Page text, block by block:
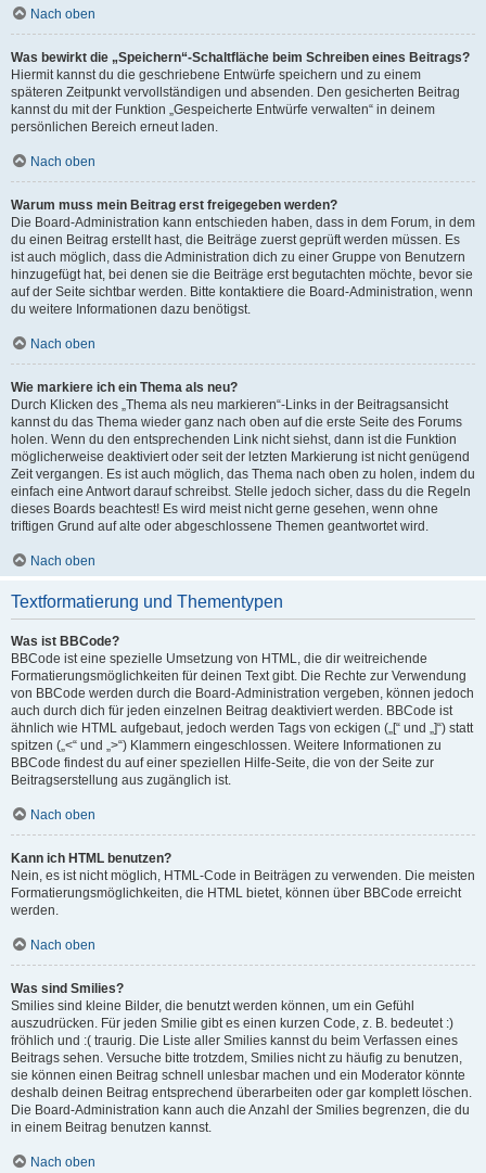
Nach oben
Was bewirkt die „Speichern“-Schaltfläche beim Schreiben eines Beitrags?
Hiermit kannst du die geschriebene Entwürfe speichern und zu einem
späteren Zeitpunkt vervollständigen und absenden. Den gesicherten Beitrag
kannst du mit der Funktion „Gespeicherte Entwürfe verwalten“ in deinem
persönlichen Bereich erneut laden.
Nach oben
Warum muss mein Beitrag erst freigegeben werden?
Die Board-Administration kann entschieden haben, dass in dem Forum, in dem
du einen Beitrag erstellt hast, die Beiträge zuerst geprüft werden müssen. Es
ist auch möglich, dass die Administration dich zu einer Gruppe von Benutzern
hinzugefügt hat, bei denen sie die Beiträge erst begutachten möchte, bevor sie
auf der Seite sichtbar werden. Bitte kontaktiere die Board-Administration, wenn
du weitere Informationen dazu benötigst.
Nach oben
Wie markiere ich ein Thema als neu?
Durch Klicken des „Thema als neu markieren“-Links in der Beitragsansicht
kannst du das Thema wieder ganz nach oben auf die erste Seite des Forums
holen. Wenn du den entsprechenden Link nicht siehst, dann ist die Funktion
möglicherweise deaktiviert oder seit der letzten Markierung ist nicht genügend
Zeit vergangen. Es ist auch möglich, das Thema nach oben zu holen, indem du
einfach eine Antwort darauf schreibst. Stelle jedoch sicher, dass du die Regeln
dieses Boards beachtest! Es wird meist nicht gerne gesehen, wenn ohne
triftigen Grund auf alte oder abgeschlossene Themen geantwortet wird.
Nach oben
Textformatierung und Thementypen
Was ist BBCode?
BBCode ist eine spezielle Umsetzung von HTML, die dir weitreichende
Formatierungsmöglichkeiten für deinen Text gibt. Die Rechte zur Verwendung
von BBCode werden durch die Board-Administration vergeben, können jedoch
auch durch dich für jeden einzelnen Beitrag deaktiviert werden. BBCode ist
ähnlich wie HTML aufgebaut, jedoch werden Tags von eckigen („[“ und „]“) statt
spitzen („<“ und „>“) Klammern eingeschlossen. Weitere Informationen zu
BBCode findest du auf einer speziellen Hilfe-Seite, die von der Seite zur
Beitragserstellung aus zugänglich ist.
Nach oben
Kann ich HTML benutzen?
Nein, es ist nicht möglich, HTML-Code in Beiträgen zu verwenden. Die meisten
Formatierungsmöglichkeiten, die HTML bietet, können über BBCode erreicht
werden.
Nach oben
Was sind Smilies?
Smilies sind kleine Bilder, die benutzt werden können, um ein Gefühl
auszudrücken. Für jeden Smilie gibt es einen kurzen Code, z. B. bedeutet :)
fröhlich und :( traurig. Die Liste aller Smilies kannst du beim Verfassen eines
Beitrags sehen. Versuche bitte trotzdem, Smilies nicht zu häufig zu benutzen,
sie können einen Beitrag schnell unlesbar machen und ein Moderator könnte
deshalb deinen Beitrag entsprechend überarbeiten oder gar komplett löschen.
Die Board-Administration kann auch die Anzahl der Smilies begrenzen, die du
in einem Beitrag benutzen kannst.
Nach oben